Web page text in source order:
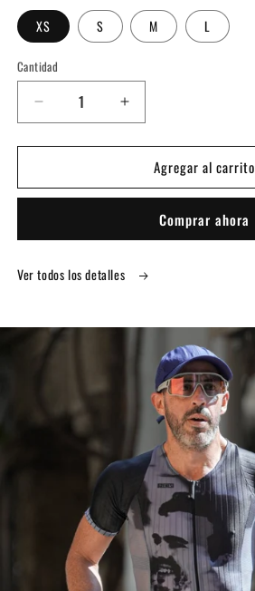
XS S M L
Cantidad
Cantidad
Reducir
cantidad
para
CORTA
Aumentar
cantidad
para
BLUSA
CORTA
Agregar al carrito
Comprar ahora
Ver todos los detalles